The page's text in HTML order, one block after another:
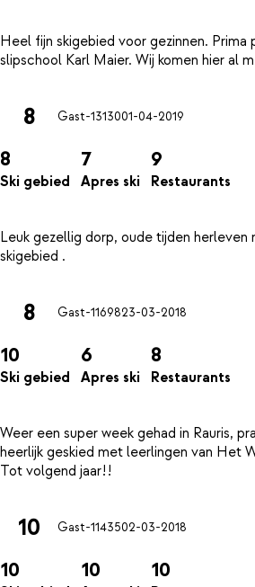
Heel fijn skigebied voor gezinnen. Prima
8 Gast-1313001-04-2019
8
Ski gebied
7
Apres ski
9
Restaurants
Leuk gezellig dorp, oude tijden herleven
8 Gast-1169823-03-2018
10
Ski gebied
6
Apres ski
8
Restaurants
Weer een super week gehad in Rauris,
heerlijk geskied met leerlingen van Het
10 Gast-1143502-03-2018
10 10 10